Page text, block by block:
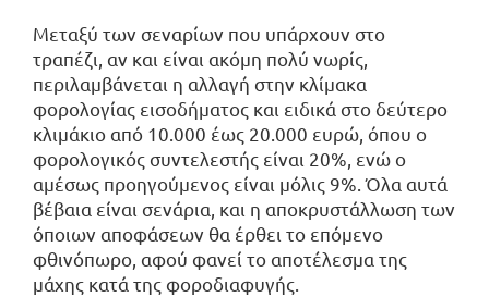
Μεταξύ των σεναρίων που υπάρχουν στο
τραπέζι, αν και είναι ακόμη πολύ νωρίς,
περιλαμβάνεται η αλλαγή στην κλίμακα
φορολογίας εισοδήματος και ειδικά στο δεύτερο
κλιμάκιο από 10.000 έως 20.000 ευρώ, όπου ο
φορολογικός συντελεστής είναι 20%, ενώ ο
αμέσως προηγούμενος είναι μόλις 9%. Όλα αυτά
βέβαια είναι σενάρια, και η αποκρυστάλλωση των
όποιων αποφάσεων θα έρθει το επόμενο
φθινόπωρο, αφού φανεί το αποτέλεσμα της
μάχης κατά της φοροδιαφυγής.